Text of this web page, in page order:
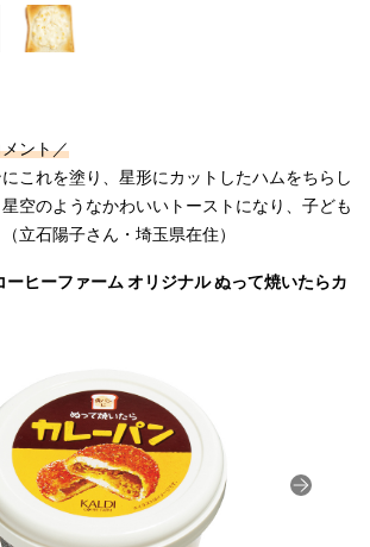
ント／
これを塗り、星形にカットしたハムをちらし
空のようなかわいいトーストになり、子ども
立石陽子さん・埼玉県在住）
ーヒーファーム オリジナル ぬって焼いたらカ